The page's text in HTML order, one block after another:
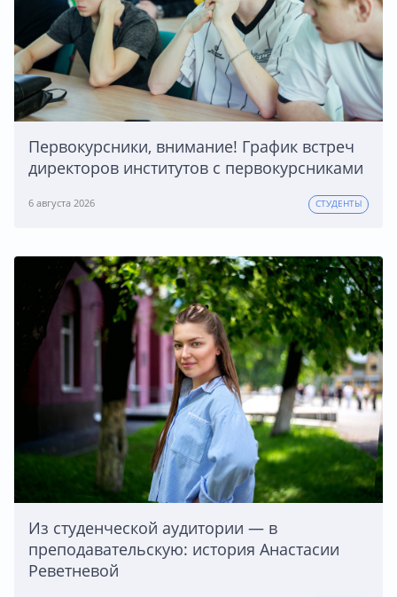
Первокурсники, внимание! График встреч
директоров институтов с первокурсниками
6 августа 2026 СТУДЕНТЫ
Из студенческой аудитории — в
преподавательскую: история Анастасии
Реветневой